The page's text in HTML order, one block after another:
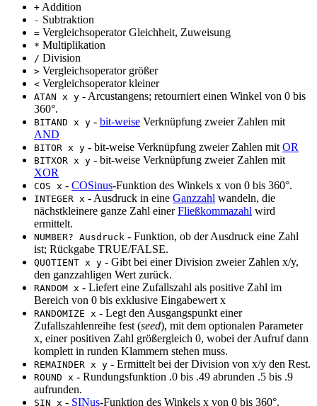
+ Addition
- Subtraktion
= Vergleichsoperator Gleichheit, Zuweisung
* Multiplikation
/ Division
> Vergleichsoperator größer
< Vergleichsoperator kleiner
ATAN x y - Arcustangens; retourniert einen Winkel von 0 bis
360°.
BITAND x y - bit-weise Verknüpfung zweier Zahlen mit
AND
BITOR x y - bit-weise Verknüpfung zweier Zahlen mit OR
BITXOR x y - bit-weise Verknüpfung zweier Zahlen mit
XOR
COS x - COSinus-Funktion des Winkels x von 0 bis 360°.
INTEGER x - Ausdruck in eine Ganzzahl wandeln, die
nächstkleinere ganze Zahl einerFließkommazahl wird
ermittelt.
NUMBER? Ausdruck - Funktion, ob der Ausdruck eine Zahl
ist; Rückgabe TRUE/FALSE.
QUOTIENT x y - Gibt bei einer Division zweier Zahlen x/y,
den ganzzahligen Wert zurück.
RANDOM x - Liefert eine Zufallszahl als positive Zahl im
Bereich von 0 bis exklusive Eingabewert x
RANDOMIZE x - Legt den Ausgangspunkt einer
Zufallszahlenreihe fest (seed), mit dem optionalen Parameter
x, einer positiven Zahl größergleich 0, wobei der Aufruf dann
komplett in runden Klammern stehen muss.
REMAINDER x y - Ermittelt bei der Division von x/y den Rest.
ROUND x - Rundungsfunktion .0 bis .49 abrunden .5 bis .9
aufrunden.
SIN x - SINus-Funktion des Winkels x von 0 bis 360°.